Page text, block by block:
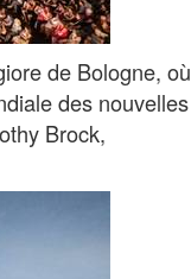
de Bologne, où
des nouvelles
Brock,